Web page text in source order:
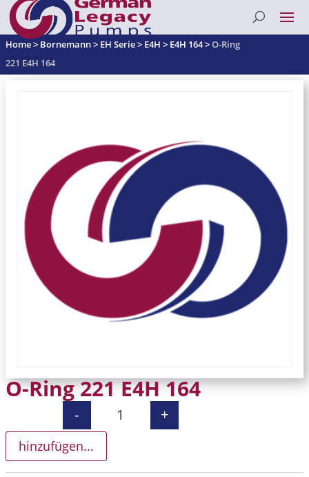
Home> Bornemann> EH Serie> E4H > E4H 164>O-Ring
221 E4H 164
O-Ring 221 E4H 164
O-Ring 221 E4H 164 Menge
- +
hinzufügen...